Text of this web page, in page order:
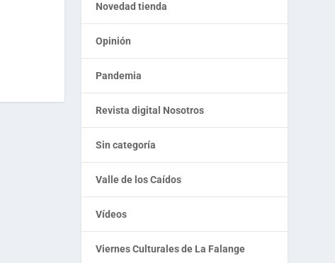
Novedad tienda
Opinión
Pandemia
Revista digital Nosotros
Sin categoría
Valle de los Caídos
Vídeos
Viernes Culturales de La Falange